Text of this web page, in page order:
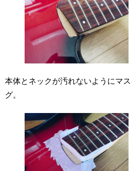
本体とネックが汚れないようにマ
グ。